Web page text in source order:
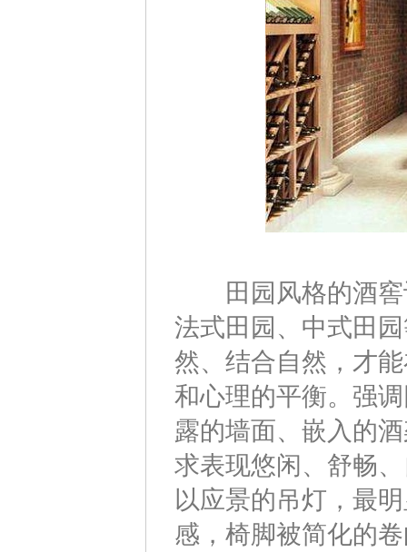
田园风格的酒窖
法式田园、中式田
然、结合自然，才
和心理的平衡。强
露的墙面、嵌入的
求表现悠闲、舒畅
以应景的吊灯，最
感，椅脚被简化的